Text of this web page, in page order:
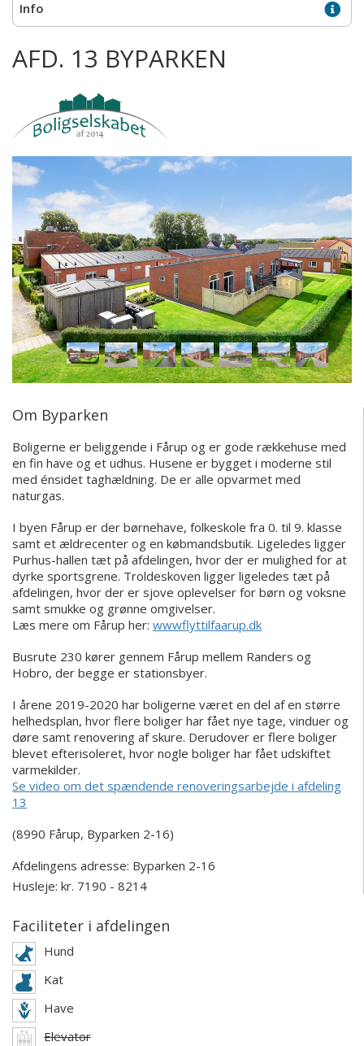
AFD. 13 BYPARKEN
Om Byparken
Boligerne er beliggende i Fårup og er gode rækkehuse med
en fin have og et udhus. Husene er bygget i moderne stil
med énsidet taghældning. De er alle opvarmet med
naturgas.
I byen Fårup er der børnehave, folkeskole fra 0. til 9. klasse
samt et ældrecenter og en købmandsbutik. Ligeledes ligger
Purhus-hallen tæt på afdelingen, hvor der er mulighed for at
dyrke sportsgrene. Troldeskoven ligger ligeledes tæt på
afdelingen, hvor der er sjove oplevelser for børn og voksne
samt smukke og grønne omgivelser.
Læs mere om Fårup her: wwwflyttilfaarup.dk
Busrute 230 kører gennem Fårup mellem Randers og
Hobro, der begge er stationsbyer.
I årene 2019-2020 har boligerne været en del af en større
helhedsplan, hvor flere boliger har fået nye tage, vinduer og
døre samt renovering af skure. Derudover er flere boliger
blevet efterisoleret, hvor nogle boliger har fået udskiftet
varmekilder.
Se video om det spændende renoveringsarbejde i afdeling
13
(8990 Fårup, Byparken 2-16)
Afdelingens adresse: Byparken 2-16
Husleje: kr. 7190 - 8214
Faciliteter i afdelingen
Hund
Kat
Have
Elevator